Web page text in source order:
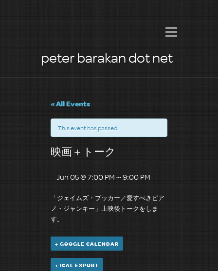
peter barakan dot net
« All Events
This event has passed.
映画＋トーク
Jun 05 @ 7:00 PM～9:00 PM
「ジェイムズ・ブッカー／愛すべきピア
ノ・ジャンキー」上映後トークをしま
す。
+ GOOGLE CALENDAR
+ ICAL EXPORT